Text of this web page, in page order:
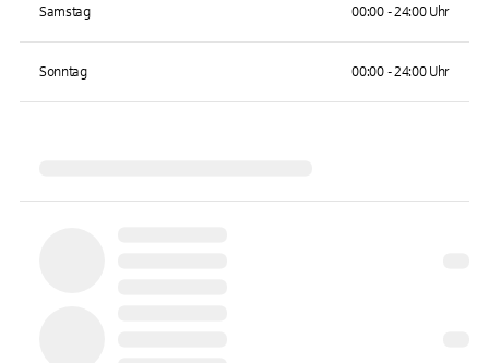
Samstag 00:00 - 24:00 Uhr
Sonntag 00:00 - 24:00 Uhr